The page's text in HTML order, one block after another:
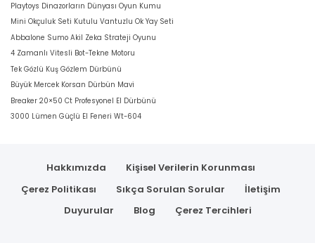
Playtoys Dinazorların Dünyası Oyun Kumu
Mini Okçuluk Seti Kutulu Vantuzlu Ok Yay Seti
Abbalone Sumo Akil Zeka Strateji Oyunu
4 Zamanlı Vitesli Bot-Tekne Motoru
Tek Gözlü Kuş Gözlem Dürbünü
Büyük Mercek Korsan Dürbün Mavi
Breaker 20×50 Ct Profesyonel El Dürbünü
3000 Lümen Güçlü El Feneri Wt-604
Hakkımızda
Kişisel Verilerin Korunması
Çerez Politikası
Sıkça Sorulan Sorular
İletişim
Duyurular
Blog Çerez Tercihleri